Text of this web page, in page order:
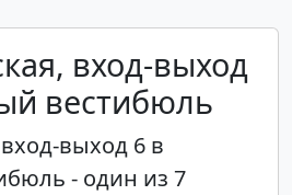
вход-выход
вестибюль
выход 6 в
- один из 7